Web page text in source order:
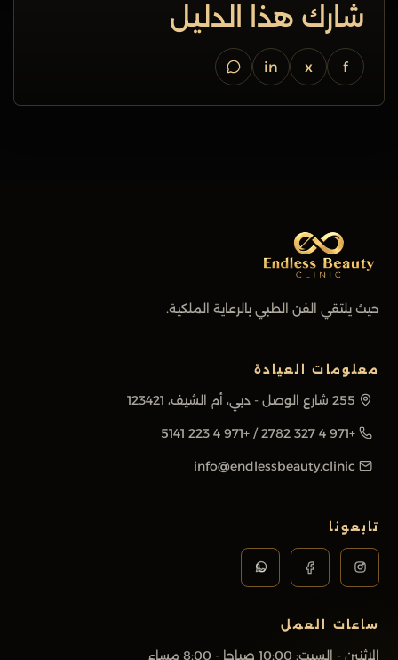
شارك هذا الدليل
f
x
in
حيث يلتقي الفن الطبي بالرعاية الملكية.
معلومات العيادة
255 شارع الوصل - دبي، أم الشيف، 123421
+971 4 327 2782
/
+971 4 223 5141
info@endlessbeauty.clinic
تابعونا
ساعات العمل
الاثنين - السبت: 10:00 صباحا - 8:00 مساء